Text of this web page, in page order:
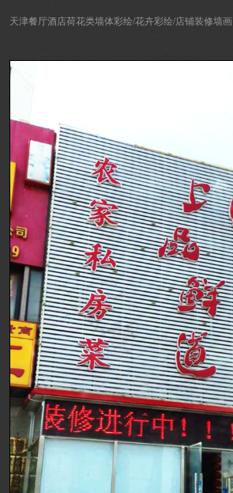
天津餐厅酒店荷花类墙体彩绘/花卉彩绘/店铺装修墙画